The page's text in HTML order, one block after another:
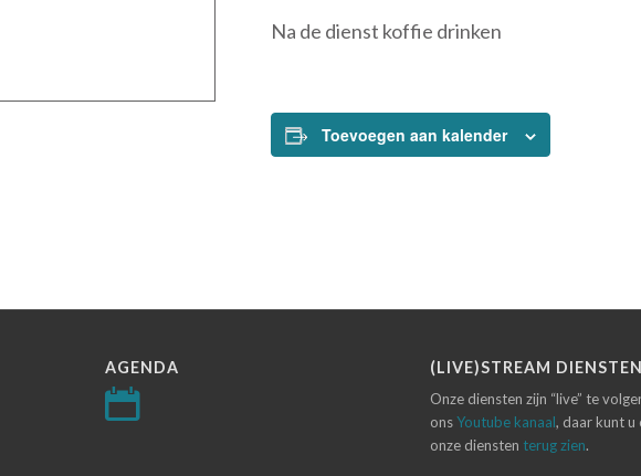
Na de dienst koffie drinken
Toevoegen aan kalender
AGENDA (LIVE)STREAM DIENSTEN
Onze diensten zijn “live” te
onsYoutube kanaal, daar kunt u
onze diensten terug zien.